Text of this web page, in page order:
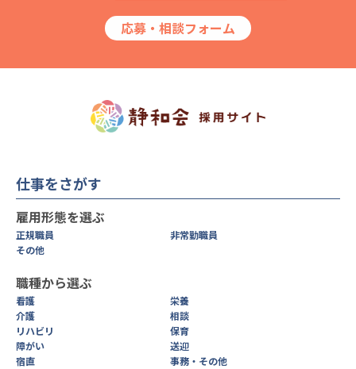
応募・相談フォーム
仕事をさがす
雇用形態を選ぶ
正規職員
非常勤職員
その他
職種から選ぶ
看護
栄養
介護
相談
リハビリ
保育
障がい
送迎
宿直
事務・その他